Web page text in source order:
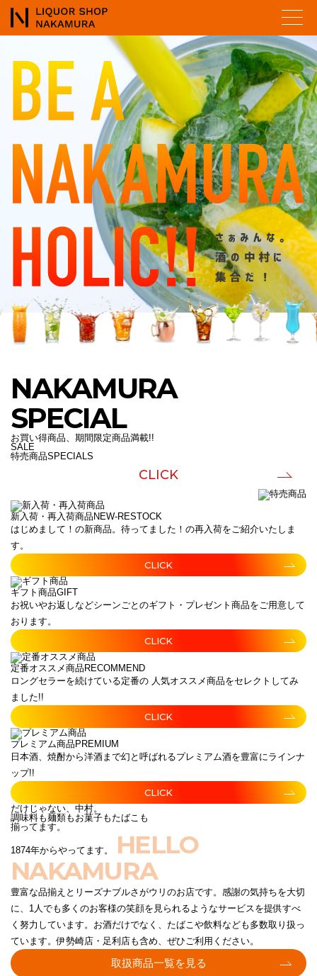
NAKAMURA
SPECIAL
お買い得商品、期間限定商品満載!!
SALE
特売商品SPECIALS
CLICK
新入荷・再入荷商品 NEW-RESTOCK
はじめまして！の新商品。待ってました！の再入荷をご紹介いたしま
す。
CLICK
ギフト商品GIFT
お祝いやお返しなどシーンごとのギフト・プレゼント商品をご用意して
おります。
CLICK
定番オススメ商品 RECOMMEND
ロングセラーを続けている定番の 人気オススメ商品をセレクトしてみ
ました!!
CLICK
プレミアム商品 PREMIUM
日本酒、焼酎から洋酒まで幻と呼ばれるプレミアム酒を豊富にラインナ
ップ!!
CLICK
だけじゃない、中村。
調味料も麺類もお菓子もたばこも
揃ってます。
1874年からやってます。
HELLO
NAKAMURA
豊富な品揃えとリーズナブルさがウリのお店です。感謝の気持ちを大切
に、1人でも多くのお客様の笑顔を見られるようなサービスを提供すべ
く努力しています。お酒だけでなく、たばこや飲料なども多数取り扱っ
ています。伊勢崎店・足利店も含め、ぜひご利用ください。
取扱商品一覧を見る